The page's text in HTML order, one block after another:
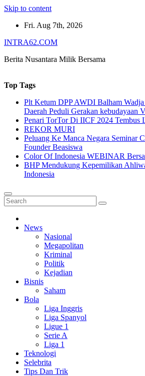
Skip to content
Fri. Aug 7th, 2026
INTRA62.COM
Berita Nusantara Milik Bersama
Top Tags
Plt Ketum DPP AWDI Balham
Daerah Peduli Gerakan kebudayaan
Penari TorTor Di IICF 2024 Tembus
REKOR MURI
Peluang Ke Manca Negara Seminar
Founder Beasiswa
Color Of Indonesia WEBINAR
BHP Mendukung Kepemilikan
Indonesia
News
Nasional
Megapolitan
Kriminal
Politik
Kejadian
Bisnis
Saham
Bola
Liga Inggris
Liga Spanyol
Ligue 1
Serie A
Liga 1
Teknologi
Selebrita
Tips Dan Trik